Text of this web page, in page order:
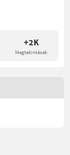
+2K
Megtekintések